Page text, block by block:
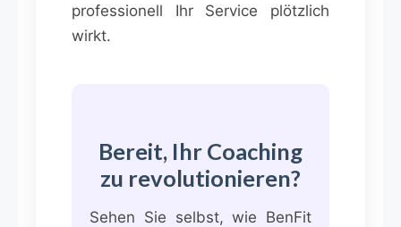
professionell Ihr Service plötzlich
wirkt.
Bereit, Ihr Coaching
zu revolutionieren?
Sehen Sie selbst, wie BenFit